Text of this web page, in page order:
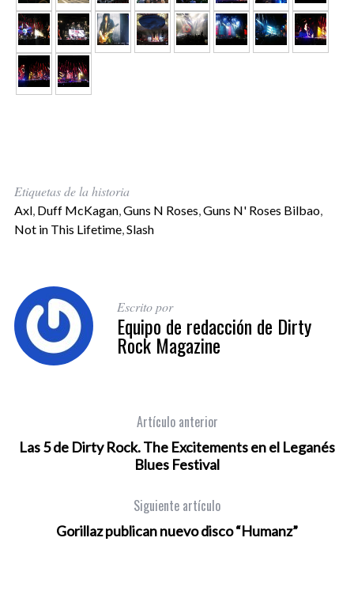
Etiquetas de la historia
Axl, Duff McKagan,Guns N Roses,Guns N' Roses Bilbao,
Not in This Lifetime,Slash
Escrito por
Equipo de redacción de Dirty
Rock Magazine
Artículo anterior
Las 5 de Dirty Rock. The Excitements en el Leganés
Blues Festival
Siguiente artículo
Gorillaz publican nuevo disco “Humanz”